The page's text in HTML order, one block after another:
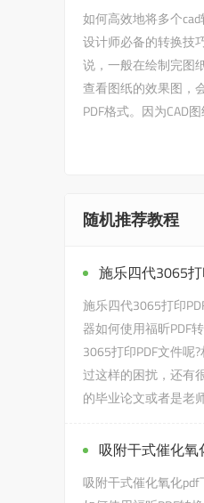
如何高效地将多个cad
设计师必备的转换技
说，一般在绘制完图
查看图纸的效果图，
PDF格式。因为CAD
随机推荐教程
施乐四代3065
施乐四代3065打印
器如何使用福昕PDF
3065打印PDF文件呢
过这样的困扰，还有
的毕业论文或者是老
吸附干式催化氧
吸附干式催化氧化